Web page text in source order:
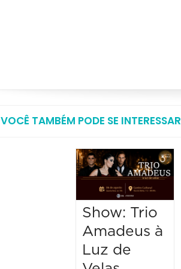
VOCÊ TAMBÉM PODE SE INTERESSAR
Show: Trio
Amadeus à
Luz de